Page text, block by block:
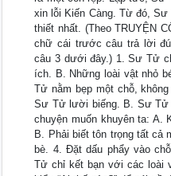
xin lỗi Kiến Càng. Từ đó,
thiết nhất. (Theo TRUYỆN
chữ cái trước câu trả lời
câu 3 dưới đây.) 1. Sư Tử
ích. B. Những loài vật nhỏ
Tử nằm bẹp một chỗ,
Sư Tử lười biếng. B. Sư Tử
chuyện muốn khuyên ta: A.
B. Phải biết tôn trọng tất cả
bè. 4. Đặt dấu phẩy vào
Tử chỉ kết bạn với các loài